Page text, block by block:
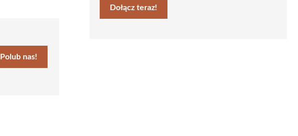
Polub nas!
Dołącz teraz!